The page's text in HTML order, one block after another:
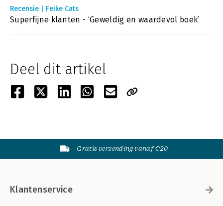
Recensie | Feike Cats
Superfijne klanten - ‘Geweldig en waardevol boek’
Deel dit artikel
Gratis verzending vanaf €20
Klantenservice